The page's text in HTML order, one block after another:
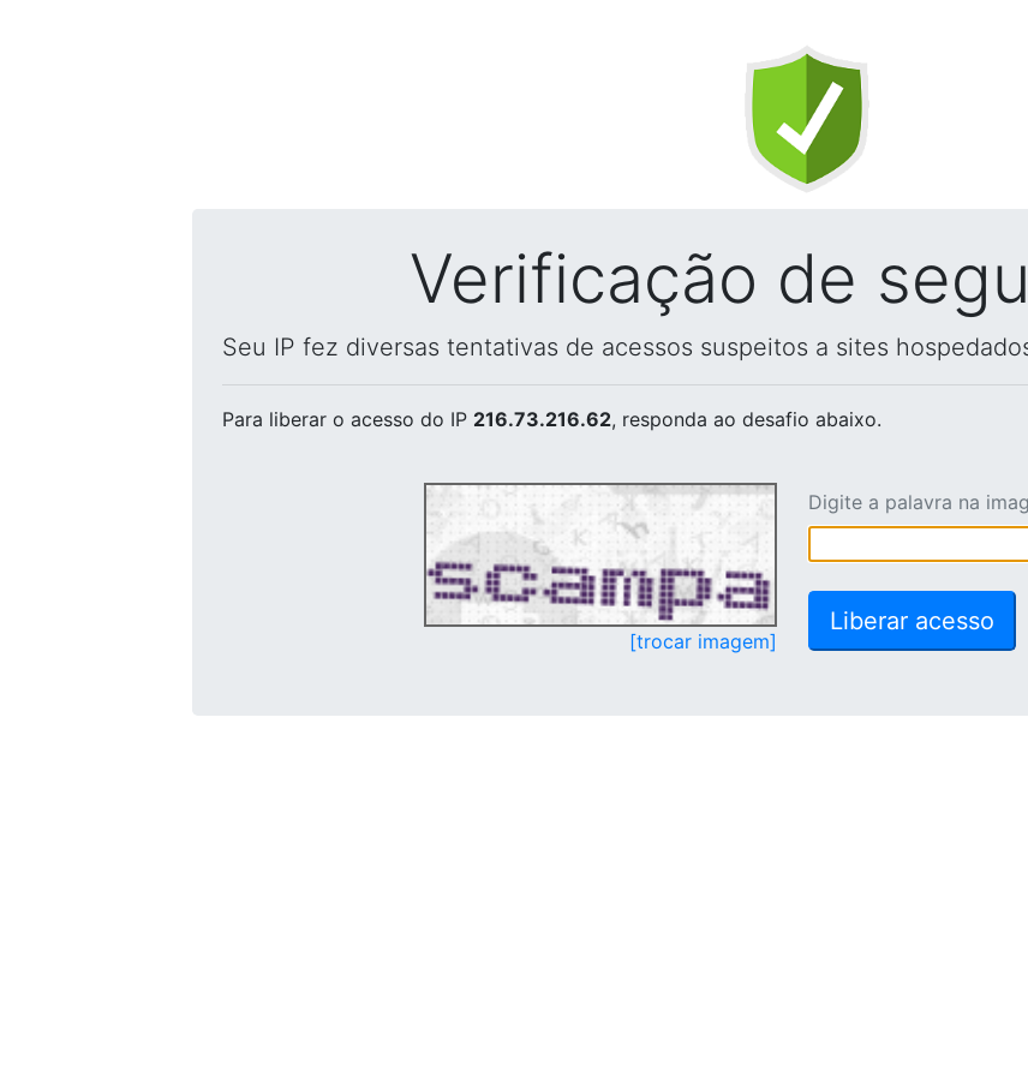
Verificação de
Seu IP fez diversas tentativas de acessos suspeitos a sites
Para liberar o acesso do IP 216.73.216.62, responda ao desafio abaixo.
[trocar imagem]
Digite a palavra na